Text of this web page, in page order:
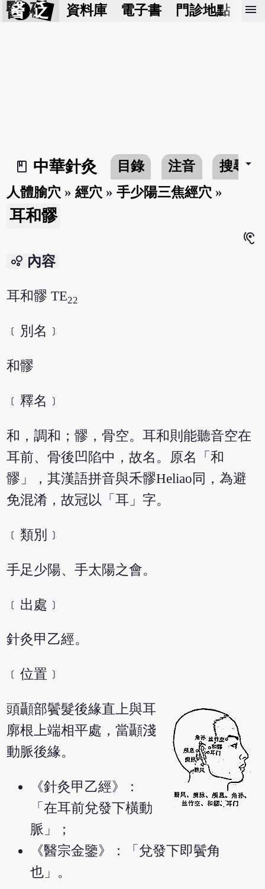
醫 砭 資料庫 電子書 門診地點 預
menu
book_2
中華針灸 目錄 注音 搜尋arrow_drop_down
人體腧穴 »經穴 »手少陽三焦經穴 »
耳和髎
hearing
bubble_chart 內容
耳和髎 TE22
﹝別名﹞
和髎
﹝釋名﹞
和，調和；髎，骨空。耳和則能聽音空在
耳前、骨後凹陷中，故名。原名「和
髎」，其漢語拼音與禾髎Heliao同，為避
免混淆，故冠以「耳」字。
﹝類別﹞
手足少陽、手太陽之會。
﹝出處﹞
針灸甲乙經。
﹝位置﹞
頭顳部鬢髮後緣直上與耳
廓根上端相平處，當顳淺
動脈後緣。
《針灸甲乙經》：
「在耳前兌發下橫動
脈」；
《醫宗金鑒》：「兌發下即鬢角
也」。